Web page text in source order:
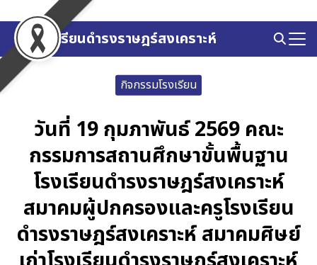
to
contentโรงเรียนดำรงราษฎร์สงเคราะห์
Search
for:
กิจกรรมโรงเรียน
วันที่ 19 กุมภาพันธ์ 2569 คณะ
กรรมการสถานศึกษาขั้นพื้นฐาน
โรงเรียนดำรงราษฎร์สงเคราะห์
สมาคมผู้ปกครองและครูโรงเรียน
ดำรงราษฎร์สงเคราะห์ สมาคมศิษย์